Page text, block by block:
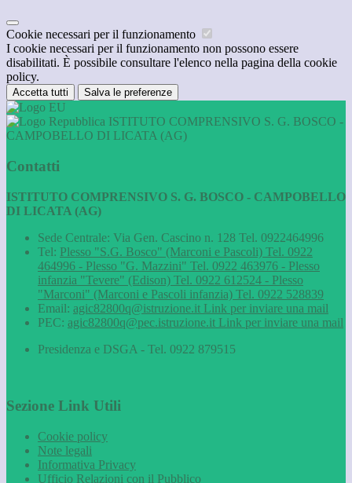
Cookie necessari per il funzionamento
I cookie necessari per il funzionamento non possono essere
disabilitati. È possibile consultare l'elenco nella pagina della cookie
policy.
Accetta tutti Salva le preferenze
ISTITUTO COMPRENSIVO S. G. BOSCO -
CAMPOBELLO DI LICATA (AG)
Contatti
ISTITUTO COMPRENSIVO S. G. BOSCO - CAMPOBELLO
DI LICATA (AG)
Sede Centrale: Via Gen. Cascino n. 128 Tel. 0922464996
Tel: Plesso "S.G. Bosco" (Marconi e Pascoli) Tel. 0922
464996 - Plesso "G. Mazzini" Tel. 0922 463976 - Plesso
infanzia "Tevere" (Edison) Tel. 0922 612524 - Plesso
"Marconi" (Marconi e Pascoli infanzia) Tel. 0922 528839
Email: agic82800q@istruzione.it Link per inviare una mail
PEC: agic82800q@pec.istruzione.it Link per inviare una mail
Presidenza e DSGA - Tel. 0922 879515
Sezione Link Utili
Cookie policy
Note legali
Informativa Privacy
Ufficio Relazioni con il Pubblico